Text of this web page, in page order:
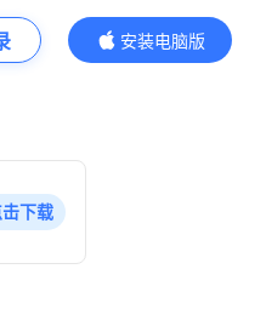
安装电脑版
内容更精彩
下载